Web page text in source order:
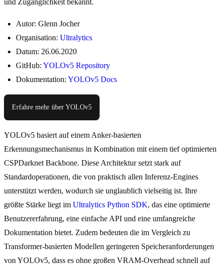
und Zugänglichkeit bekannt.
Autor: Glenn Jocher
Organisation: Ultralytics
Datum: 26.06.2020
GitHub: YOLOv5 Repository
Dokumentation: YOLOv5 Docs
Erfahre mehr über YOLOv5
YOLOv5 basiert auf einem Anker-basierten
Erkennungsmechanismus in Kombination mit einem tief optimierten
CSPDarknet Backbone. Diese Architektur setzt stark auf
Standardoperationen, die von praktisch allen Inferenz-Engines
unterstützt werden, wodurch sie unglaublich vielseitig ist. Ihre
größte Stärke liegt im Ultralytics Python SDK, das eine optimierte
Benutzererfahrung, eine einfache API und eine umfangreiche
Dokumentation bietet. Zudem bedeuten die im Vergleich zu
Transformer-basierten Modellen geringeren Speicheranforderungen
von YOLOv5, dass es ohne großen VRAM-Overhead schnell auf